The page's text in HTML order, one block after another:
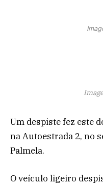
Um despiste fez este
na Autoestrada 2, no
Palmela.
O veículo ligeiro